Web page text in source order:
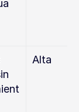
Alta